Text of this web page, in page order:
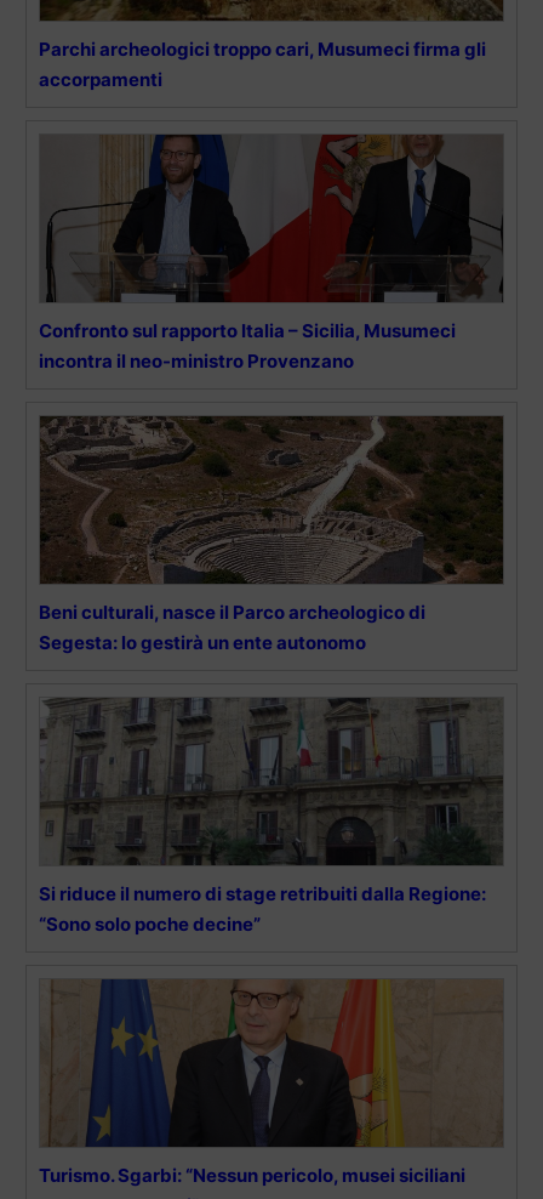
Parchi archeologici troppo cari, Musumeci firma gli
accorpamenti
Confronto sul rapporto Italia – Sicilia, Musumeci
incontra il neo-ministro Provenzano
Beni culturali, nasce il Parco archeologico di
Segesta: lo gestirà un ente autonomo
Si riduce il numero di stage retribuiti dalla Regione:
“Sono solo poche decine”
Turismo. Sgarbi: “Nessun pericolo, musei siciliani